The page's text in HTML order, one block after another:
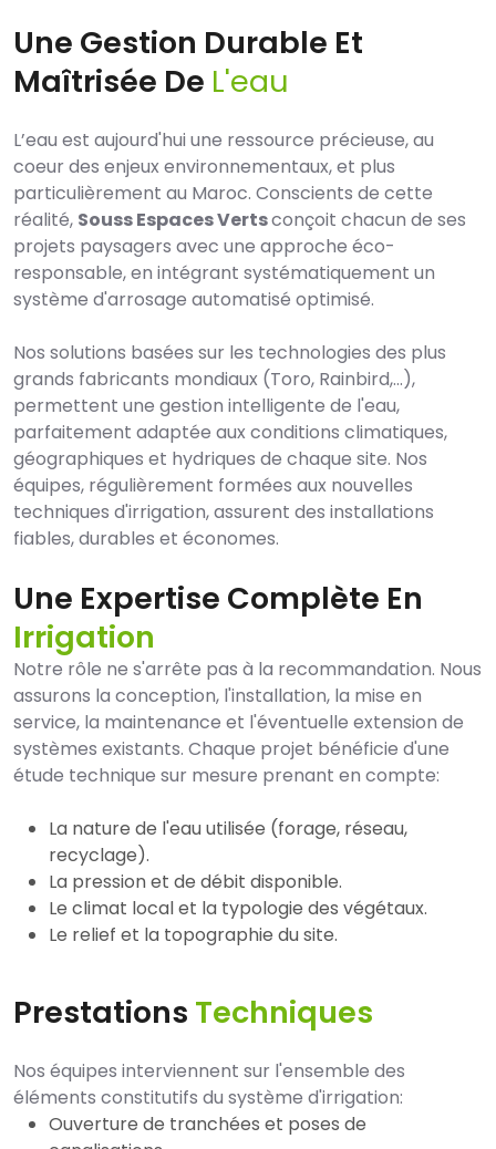
Une Gestion Durable Et
Maîtrisée De L'eau
L’eau est aujourd'hui une ressource précieuse, au
coeur des enjeux environnementaux, et plus
particulièrement au Maroc. Conscients de cette
réalité, Souss Espaces Vertsconçoit chacun de ses
projets paysagers avec une approche éco-
responsable, en intégrant systématiquement un
système d'arrosage automatisé optimisé.
Nos solutions basées sur les technologies des plus
grands fabricants mondiaux (Toro, Rainbird,...),
permettent une gestion intelligente de l'eau,
parfaitement adaptée aux conditions climatiques,
géographiques et hydriques de chaque site. Nos
équipes, régulièrement formées aux nouvelles
techniques d'irrigation, assurent des installations
fiables, durables et économes.
Une Expertise Complète En
Irrigation
Notre rôle ne s'arrête pas à la recommandation. Nous
assurons la conception, l'installation, la mise en
service, la maintenance et l'éventuelle extension de
systèmes existants. Chaque projet bénéficie d'une
étude technique sur mesure prenant en compte:
La nature de l'eau utilisée (forage, réseau,
recyclage).
La pression et de débit disponible.
Le climat local et la typologie des végétaux.
Le relief et la topographie du site.
Prestations Techniques
Nos équipes interviennent sur l'ensemble des
éléments constitutifs du système d'irrigation:
Ouverture de tranchées et poses de